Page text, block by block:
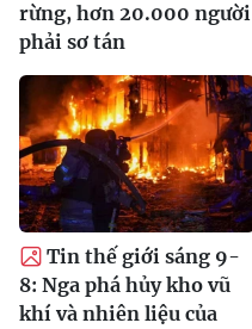
rừng, hơn 20.000 người
phải sơ tán
Tin thế giới sáng 9-
8: Nga phá hủy kho vũ
khí và nhiên liệu của